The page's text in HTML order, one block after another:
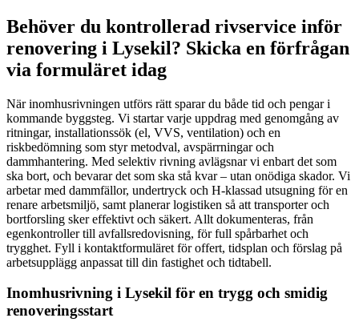
Behöver du kontrollerad rivservice inför
renovering i Lysekil? Skicka en förfrågan
via formuläret idag
När inomhusrivningen utförs rätt sparar du både tid och pengar i
kommande byggsteg. Vi startar varje uppdrag med genomgång av
ritningar, installationssök (el, VVS, ventilation) och en
riskbedömning som styr metodval, avspärrningar och
dammhantering. Med selektiv rivning avlägsnar vi enbart det som
ska bort, och bevarar det som ska stå kvar – utan onödiga skador. Vi
arbetar med dammfällor, undertryck och H-klassad utsugning för en
renare arbetsmiljö, samt planerar logistiken så att transporter och
bortforsling sker effektivt och säkert. Allt dokumenteras, från
egenkontroller till avfallsredovisning, för full spårbarhet och
trygghet. Fyll i kontaktformuläret för offert, tidsplan och förslag på
arbetsupplägg anpassat till din fastighet och tidtabell.
Inomhusrivning i Lysekil för en trygg och smidig
renoveringsstart